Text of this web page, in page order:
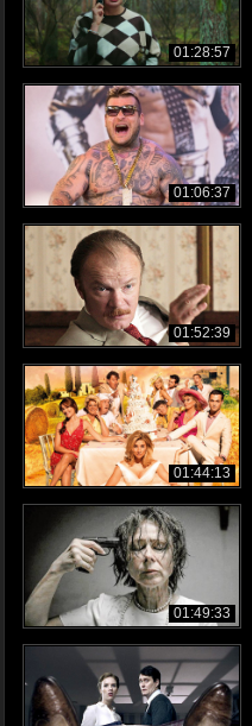
01:28:57
01:06:37
01:52:39
01:44:13
01:49:33